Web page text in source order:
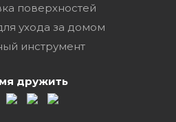
поверхностей
ухода за домом
инструмент
дружить